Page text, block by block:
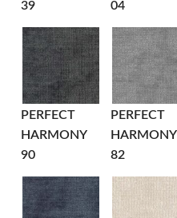
39
04
PERFECT
HARMONY
90
PERFECT
HARMONY
82